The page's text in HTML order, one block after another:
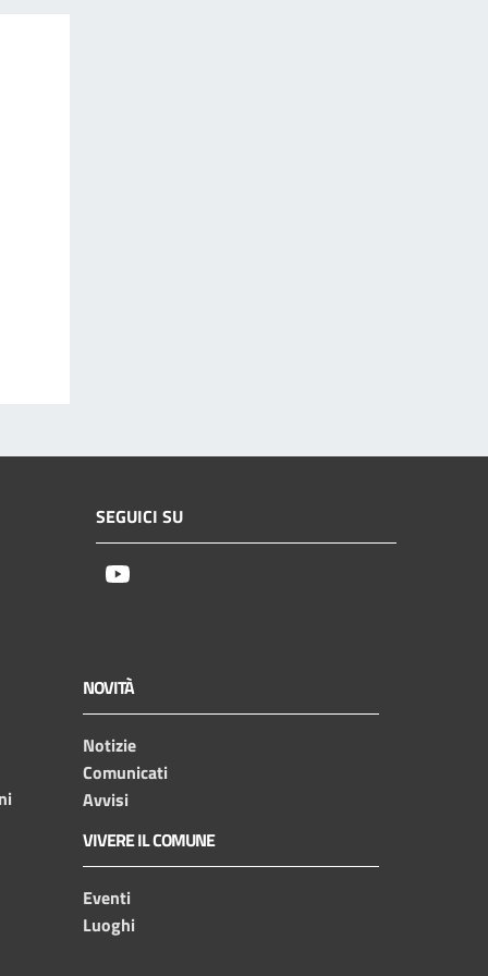
SEGUICI SU
NOVITÀ
Notizie
Comunicati
Avvisi
VIVERE IL COMUNE
Eventi
Luoghi